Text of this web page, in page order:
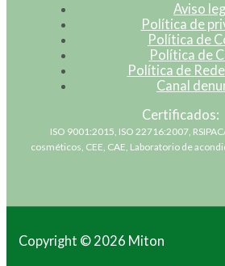
Aviso
Política de
Política de
Política de
Política de
Canal
Certificados:
ISO 9001:2015, ISO 22716:2007,
cosméticos, CEE, CAE, Laboratorio de
Copyright © 2026 Miton